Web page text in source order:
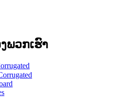
ພວກເຮົາ